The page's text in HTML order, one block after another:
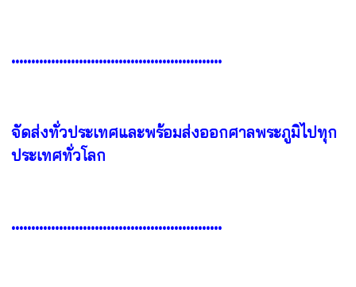
•••••••••••••••••••••••••••••••••••••••••••••••••••••
จัดส่งทั่วประเทศและพร้อมส่งออกศาลพระภูมิไปทุก
ประเทศทั่วโลก
•••••••••••••••••••••••••••••••••••••••••••••••••••••